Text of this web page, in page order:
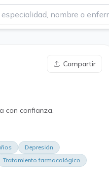
Compartir
con confianza.
Depresión
Tratamiento farmacológico